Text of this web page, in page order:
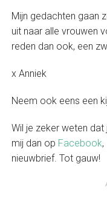
Mijn gedachten gaan
uit naar alle vrouwen
reden dan ook, een
x Anniek
Neem ook eens een
Wil je zeker weten
mij dan op Facebook,
nieuwbrief. Tot gauw!